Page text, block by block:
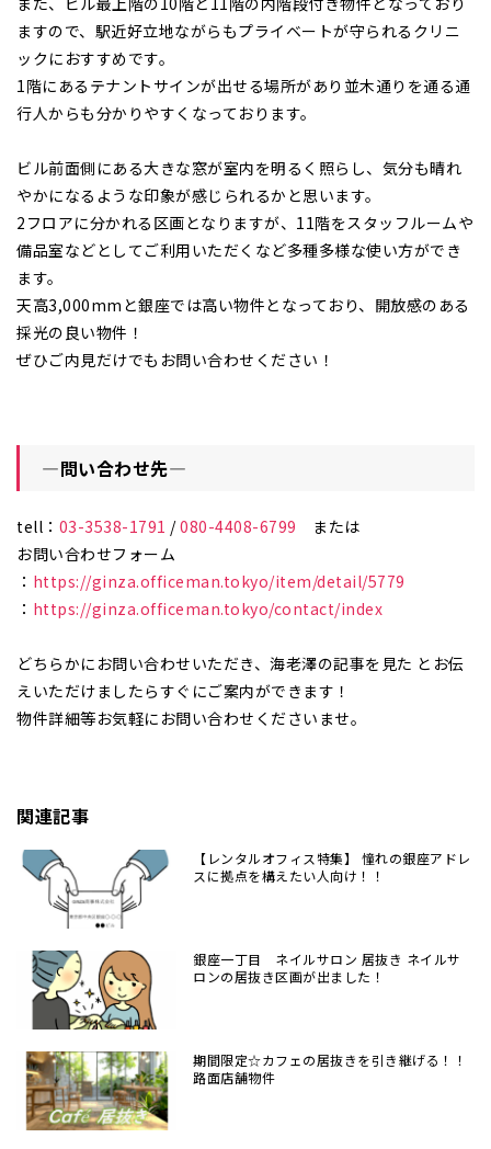
ますので、駅近好立地ながらもプライベートが守られるクリニ
ックにおすすめです。
1階にあるテナントサインが出せる場所があり並木通りを通る通
行人からも分かりやすくなっております。
ビル前面側にある大きな窓が室内を明るく照らし、気分も晴れ
やかになるような印象が感じられるかと思います。
2フロアに分かれる区画となりますが、11階をスタッフルームや
備品室などとしてご利用いただくなど多種多様な使い方ができ
ます。
天高3,000mmと銀座では高い物件となっており、開放感のある
採光の良い物件！
ぜひご内見だけでもお問い合わせください！
―問い合わせ先―
tell： 03-3538-1791 /080-4408-6799 または
お問い合わせフォーム
： https://ginza.officeman.tokyo/item/detail/5779
： https://ginza.officeman.tokyo/contact/index
どちらかにお問い合わせいただき、海老澤の記事を見た とお伝
えいただけましたらすぐにご案内ができます！
物件詳細等お気軽にお問い合わせくださいませ。
関連記事
【レンタルオフィス特集】 憧れの銀座アドレ
スに拠点を構えたい人向け！！
銀座一丁目 ネイルサロン 居抜き ネイルサ
ロンの居抜き区画が出ました！
期間限定☆カフェの居抜きを引き継げる！！
路面店舗物件